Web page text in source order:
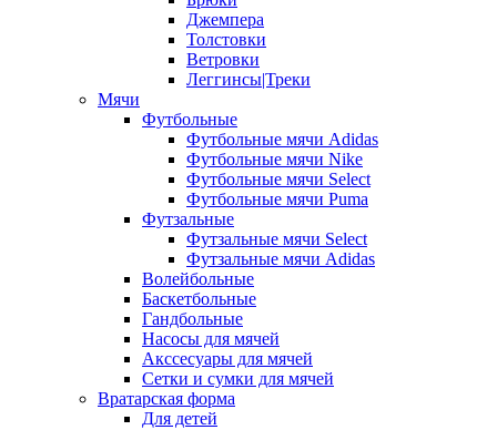
Джемпера
Толстовки
Ветровки
Леггинсы|Треки
Мячи
Футбольные
Футбольные мячи Adidas
Футбольные мячи Nike
Футбольные мячи Select
Футбольные мячи Puma
Футзальные
Футзальные мячи Select
Футзальные мячи Adidas
Волейбольные
Баскетбольные
Гандбольные
Насосы для мячей
Акссесуары для мячей
Сетки и сумки для мячей
Вратарская форма
Для детей